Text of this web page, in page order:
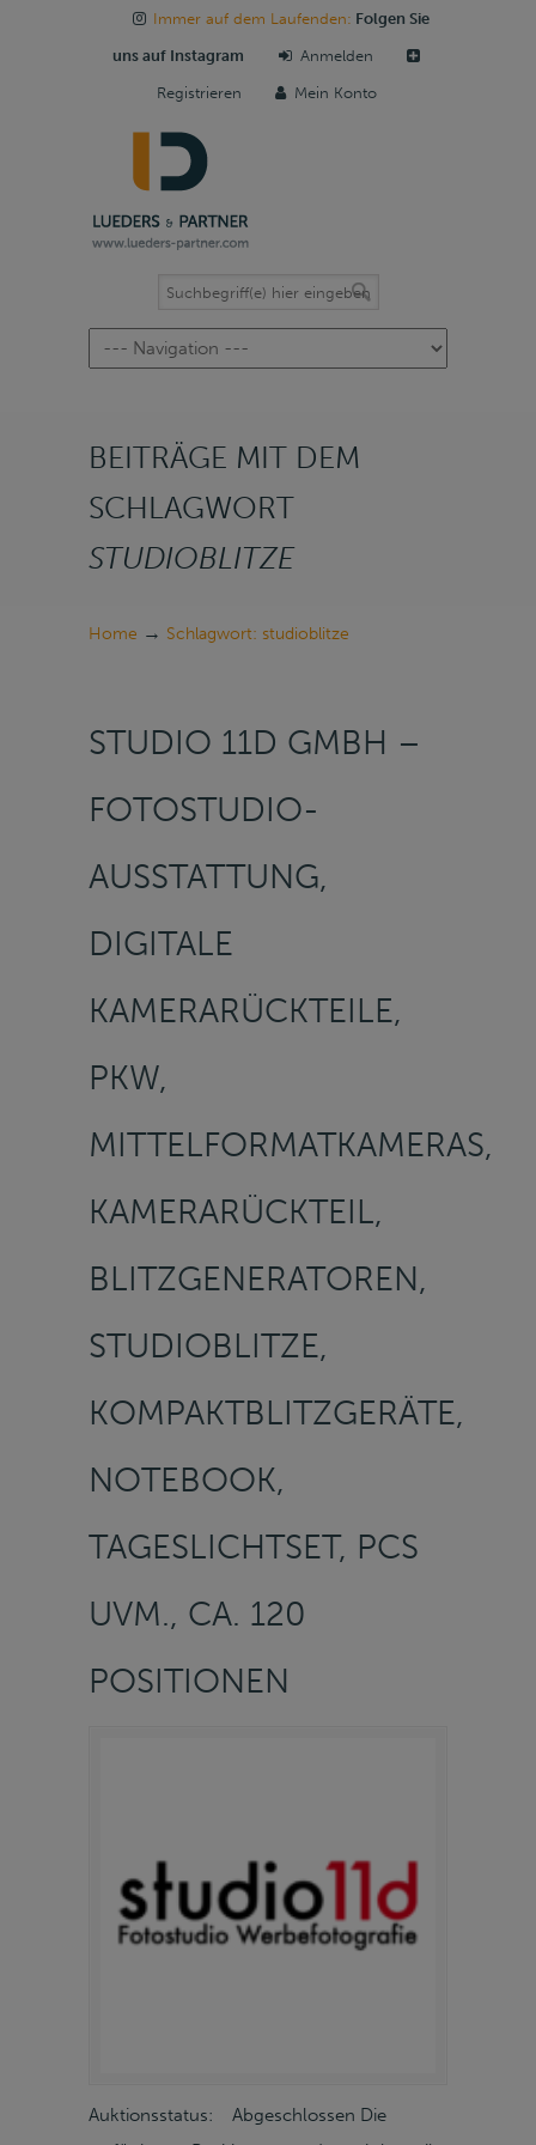
Immer auf dem Laufenden: Folgen Sie
uns auf Instagram Anmelden
Registrieren Mein Konto
Navigation
BEITRÄGE MIT DEM
SCHLAGWORT
STUDIOBLITZE
Home → Schlagwort: studioblitze
STUDIO 11D GMBH –
FOTOSTUDIO-
AUSSTATTUNG,
DIGITALE
KAMERARÜCKTEILE,
PKW,
MITTELFORMATKAMERAS,
KAMERARÜCKTEIL,
BLITZGENERATOREN,
STUDIOBLITZE,
KOMPAKTBLITZGERÄTE,
NOTEBOOK,
TAGESLICHTSET, PCS
UVM., CA. 120
POSITIONEN
Auktionsstatus: Abgeschlossen Die